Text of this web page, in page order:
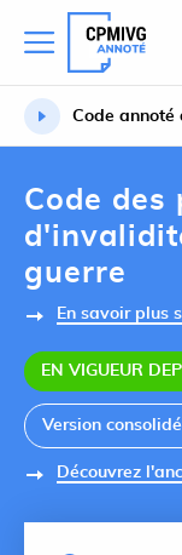
Code annoté
Code des
guerre
En savoir plus
EN VIGUEUR
Découvrez